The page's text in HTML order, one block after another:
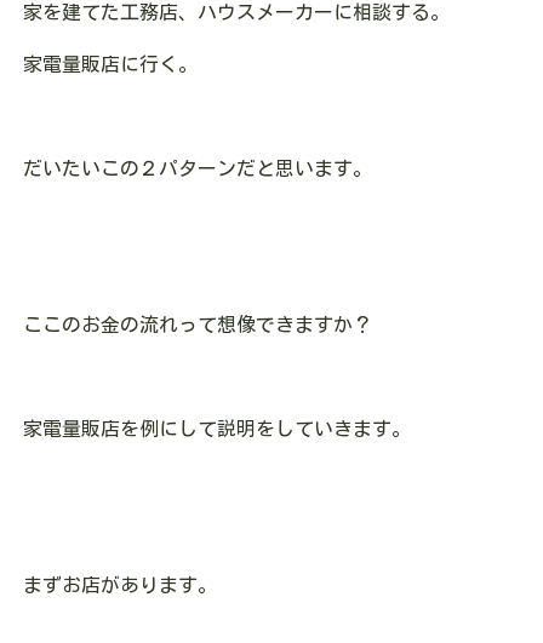
家を建てた工務店、ハウスメーカーに相談する。
家電量販店に行く。
だいたいこの２パターンだと思います。
ここのお金の流れって想像できますか？
家電量販店を例にして説明をしていきます。
まずお店があります。